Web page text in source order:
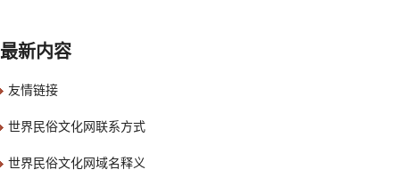
最新内容
友情链接
世界民俗文化网联系方式
世界民俗文化网域名释义